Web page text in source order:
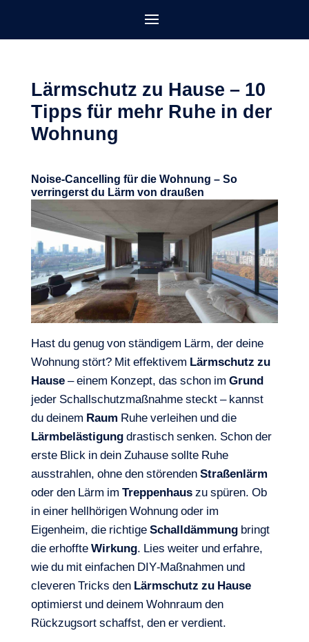
Lärmschutz zu Hause – 10
Tipps für mehr Ruhe in der
Wohnung
Noise-Cancelling für die Wohnung – So
verringerst du Lärm von draußen
Hast du genug von ständigem Lärm, der deine
Wohnung stört? Mit effektivem Lärmschutz zu
Hause– einem Konzept, das schon imGrund
jeder Schallschutzmaßnahme steckt – kannst
du deinem Raum Ruhe verleihen und die
Lärmbelästigungdrastisch senken. Schon der
erste Blick in dein Zuhause sollte Ruhe
ausstrahlen, ohne den störendenStraßenlärm
oder den Lärm imTreppenhauszu spüren. Ob
in einer hellhörigen Wohnung oder im
Eigenheim, die richtigeSchalldämmungbringt
die erhoffteWirkung. Lies weiter und erfahre,
wie du mit einfachen DIY-Maßnahmen und
cleveren Tricks denLärmschutz zu Hause
optimierst und deinem Wohnraum den
Rückzugsort schaffst, den er verdient.